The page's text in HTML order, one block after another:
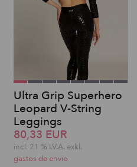
Ultra Grip Superhero
Leopard V-String
Leggings
80,33 EUR
incl. 21 % I.V.A. exkl.
gastos de envio